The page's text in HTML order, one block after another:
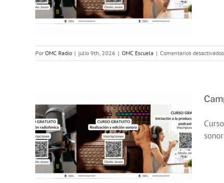
Por OMC Radio | julio 9th, 2026 | OMC Escuela | Comentarios desactivados